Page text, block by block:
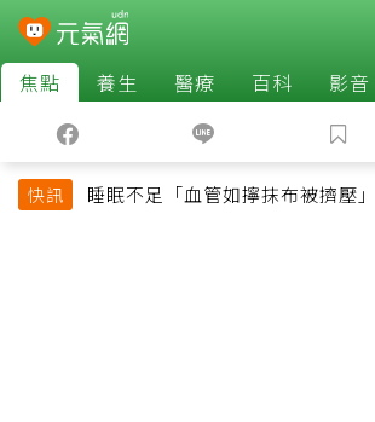
焦點 養生 醫療 百科 影音
快訊
睡眠不足「血管如擰抹布被擠壓